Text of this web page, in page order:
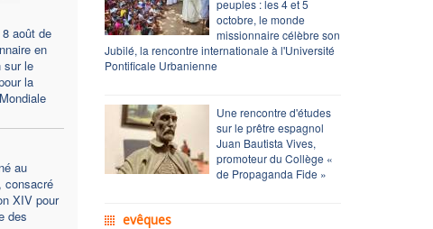
août de
en
sur le
la
au
consacré
XIV pour
des
peuples : les 4 et 5
octobre, le monde
missionnaire célèbre son
Jubilé, la rencontre internationale à l'Université
Pontificale Urbanienne
Une rencontre d'études
sur le prêtre espagnol
Juan Bautista Vives,
promoteur du Collège «
de Propaganda Fide »
evêques